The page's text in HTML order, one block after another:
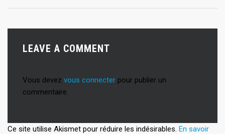
LEAVE A COMMENT
Vous devez vous connecter pour publier un
commentaire.
Ce site utilise Akismet pour réduire les indésirables. En savoir